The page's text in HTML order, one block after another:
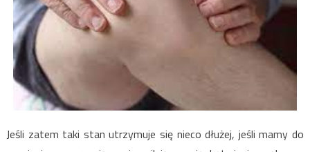
Jeśli zatem taki stan utrzymuje się nieco dłużej, jeśli mamy do